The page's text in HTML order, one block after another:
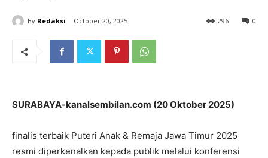
By Redaksi October 20, 2025 0
296
SURABAYA-kanalsembilan.com (20 Oktober 2025)
finalis terbaik Puteri Anak & Remaja Jawa Timur 2025
resmi diperkenalkan kepada publik melalui konferensi